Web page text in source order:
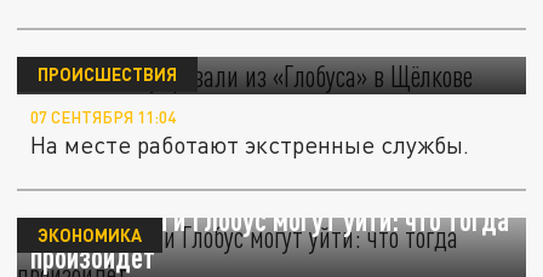
Людей эвакуировали из «Глобуса» в
Щёлкове
ПРОИСШЕСТВИЯ
07 СЕНТЯБРЯ 11:04
На месте работают экстренные службы.
Метро, Ашан и Глобус могут уйти: что тогда
произойдёт
ЭКОНОМИКА